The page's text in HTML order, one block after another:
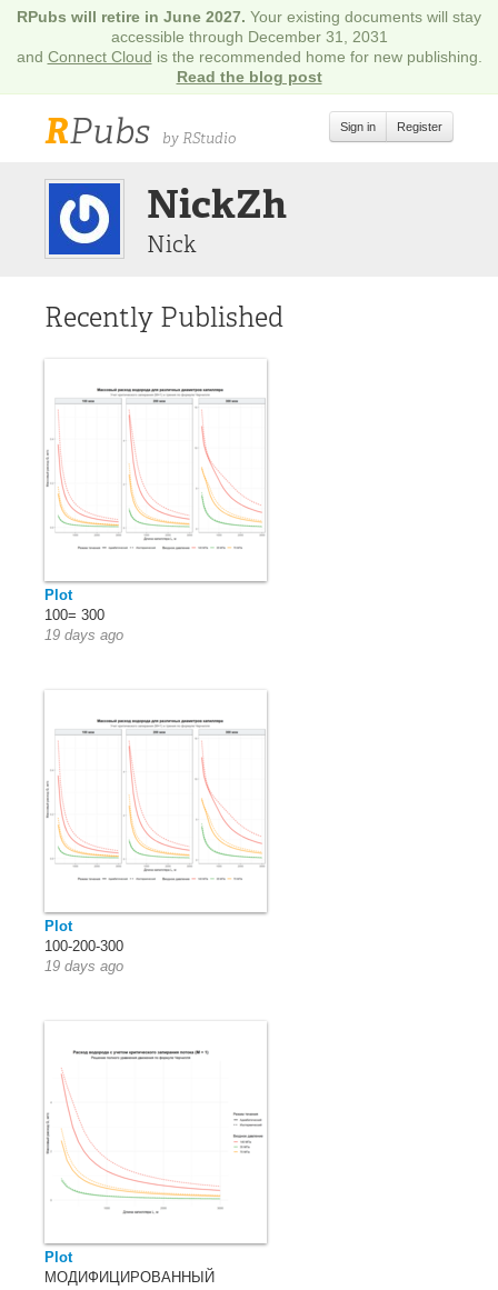
RPubs will retire in June 2027. Your existing documents will stay
accessible through December 31, 2031
and Connect Cloud is the recommended home for new publishing.
Read the blog post
RPubs by RStudio
Sign in Register
NickZh
Nick
Recently Published
Plot
100= 300
19 days ago
Plot
100-200-300
19 days ago
Plot
МОДИФИЦИРОВАННЫЙ